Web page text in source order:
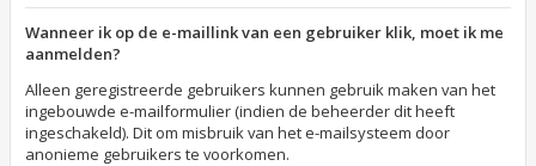
Wanneer ik op de e-maillink van een gebruiker klik, moet ik me
aanmelden?
Alleen geregistreerde gebruikers kunnen gebruik maken van het
ingebouwde e-mailformulier (indien de beheerder dit heeft
ingeschakeld). Dit om misbruik van het e-mailsysteem door
anonieme gebruikers te voorkomen.